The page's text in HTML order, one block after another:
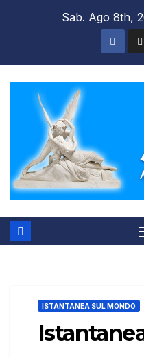
Sab. Ago 8th,
ISTANTANEA SUL MONDO